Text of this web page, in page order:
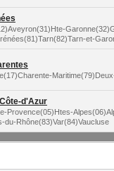
et-
d'Azur
Provence(05)Htes-
du-Rhône(83)Var(84)Vaucluse